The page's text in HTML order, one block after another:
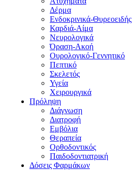
Δέρμα
Ενδοκρινικά-Θυρεοειδής
Καρδιά-Αίμα
Νευρολογικά
Όραση-Ακοή
Ουρολογικό-Γεννητικό
Πεπτικό
Σκελετός
Υγεία
Χειρουργικά
Πρόληψη
Διάγνωση
Διατροφή
Εμβόλια
Θεραπεία
Ορθοδοντικός
Παιδοδοντιατρική
Δόσεις Φαρμάκων